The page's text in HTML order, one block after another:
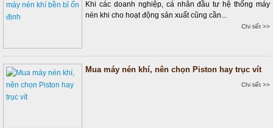
Khi các doanh nghiệp, cá nhân đầu tư hệ thống máy
nén khi cho hoạt động sản xuất cũng cần...
Chi tiết >>
Mua máy nén khí, nên chọn Piston hay trục vít
Chi tiết >>